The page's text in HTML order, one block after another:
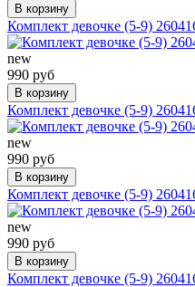
В корзину
Комплект девочке (5-9)
new
990 руб
В корзину
Комплект девочке (5-9)
new
990 руб
В корзину
Комплект девочке (5-9)
new
990 руб
В корзину
Комплект девочке (5-9)